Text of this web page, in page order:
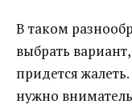
В таком
выбрать
придется
нужно